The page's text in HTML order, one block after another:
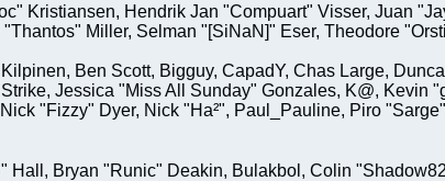
Kristiansen, Hendrik Jan "Compuart" Visser, Juan
Miller, Selman "[SiNaN]" Eser, Theodore
Ben Scott, Bigguy, CapadY, Chas Large,
Jessica "Miss All Sunday" Gonzales, K@, Kevin
"Fizzy" Dyer, Nick "Ha²", Paul_Pauline, Piro
Bryan "Runic" Deakin, Bulakbol, Colin